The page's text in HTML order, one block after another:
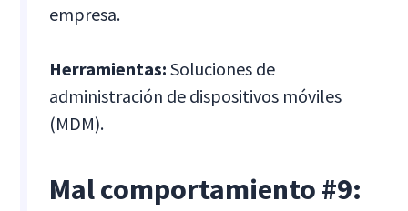
empresa.
Herramientas:Soluciones de
administración de dispositivos móviles
(MDM).
Mal comportamiento #9: